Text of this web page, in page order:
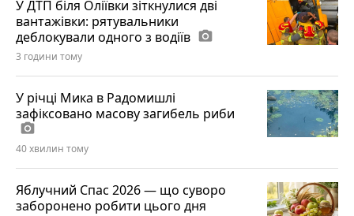
У ДТП біля Оліївки зіткнулися дві
вантажівки: рятувальники
деблокували одного з водіїв photo_camera
3 години тому
У річці Мика в Радомишлі
зафіксовано масову загибель риби
photo_camera
40 хвилин тому
Яблучний Спас 2026 — що суворо
заборонено робити цього дня